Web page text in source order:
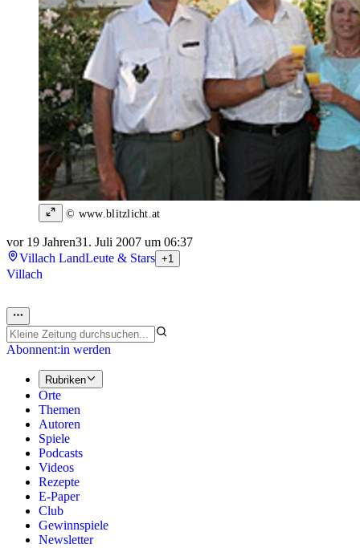
© www.blitzlicht.at
vor 19 Jahren31. Juli 2007 um 06:37
Villach LandLeute & Stars +1
Villach
Abonnent:in werden
Rubriken
Orte
Themen
Autoren
Spiele
Podcasts
Videos
Rezepte
E-Paper
Club
Gewinnspiele
Newsletter